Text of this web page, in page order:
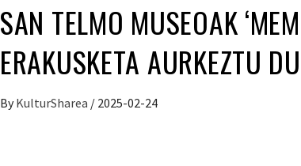
SAN TELMO MUSEOAK
ERAKUSKETA AURKEZTU DU
By KulturSharea / 2025-02-24